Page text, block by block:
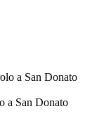
a San Donato